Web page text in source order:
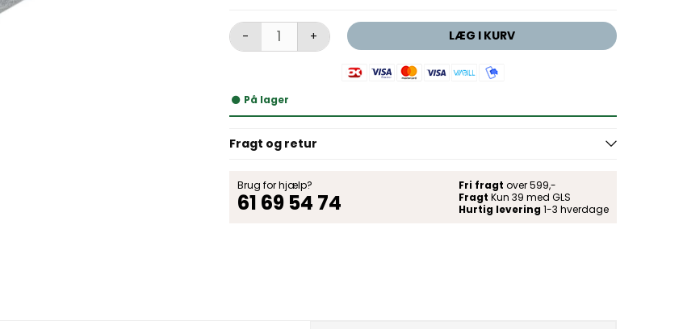
- + LÆG I KURV
På lager
Fragt og retur
Brug for hjælp?
61 69 54 74
Fri fragt over 599,-
Fragt Kun 39 med GLS
Hurtig levering 1-3 hverdage